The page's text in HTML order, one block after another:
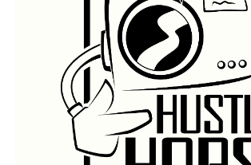
BERLIN S-BAHN
TRAINS
LEGAL WALLS
REGIO
GÜTER
ATHENS GRAFFITI Menü
öffnen
ATHENS TRAINS